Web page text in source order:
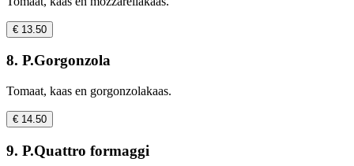
€ 13.50
8. P.Gorgonzola
Tomaat, kaas en gorgonzolakaas.
€ 14.50
9. P.Quattro formaggi